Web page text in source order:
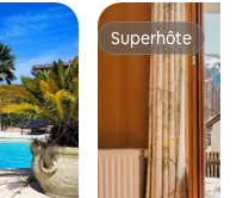
Superhôte
Superhôte